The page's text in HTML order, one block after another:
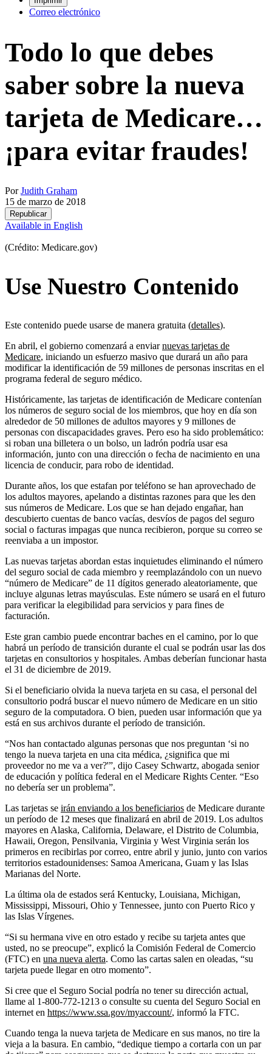
Correo electrónico
Todo lo que debes
saber sobre la nueva
tarjeta de Medicare…
¡para evitar fraudes!
PorJudith Graham
15 de marzo de 2018
Republicar
Available in English
(Crédito: Medicare.gov)
Use Nuestro Contenido
Este contenido puede usarse de manera gratuita (detalles).
En abril, el gobierno comenzará a enviarnuevas tarjetas de
Medicare, iniciando un esfuerzo masivo que durará un año para
modificar la identificación de 59 millones de personas inscritas en el
programa federal de seguro médico.
Históricamente, las tarjetas de identificación de Medicare contenían
los números de seguro social de los miembros, que hoy en día son
alrededor de 50 millones de adultos mayores y 9 millones de
personas con discapacidades graves. Pero eso ha sido problemático:
si roban una billetera o un bolso, un ladrón podría usar esa
información, junto con una dirección o fecha de nacimiento en una
licencia de conducir, para robo de identidad.
Durante años, los que estafan por teléfono se han aprovechado de
los adultos mayores, apelando a distintas razones para que les den
sus números de Medicare. Los que se han dejado engañar, han
descubierto cuentas de banco vacías, desvíos de pagos del seguro
social o facturas impagas que nunca recibieron, porque su correo se
reenviaba a un impostor.
Las nuevas tarjetas abordan estas inquietudes eliminando el número
del seguro social de cada miembro y reemplazándolo con un nuevo
“número de Medicare” de 11 dígitos generado aleatoriamente, que
incluye algunas letras mayúsculas. Este número se usará en el futuro
para verificar la elegibilidad para servicios y para fines de
facturación.
Este gran cambio puede encontrar baches en el camino, por lo que
habrá un período de transición durante el cual se podrán usar las dos
tarjetas en consultorios y hospitales. Ambas deberían funcionar hasta
el 31 de diciembre de 2019.
Si el beneficiario olvida la nueva tarjeta en su casa, el personal del
consultorio podrá buscar el nuevo número de Medicare en un sitio
seguro de la computadora. O bien, pueden usar información que ya
está en sus archivos durante el período de transición.
“Nos han contactado algunas personas que nos preguntan ‘si no
tengo la nueva tarjeta en una cita médica, ¿significa que mi
proveedor no me va a ver?'”, dijo Casey Schwartz, abogada senior
de educación y política federal en el Medicare Rights Center. “Eso
no debería ser un problema”.
Las tarjetas se irán enviando a los beneficiarios de Medicare durante
un período de 12 meses que finalizará en abril de 2019. Los adultos
mayores en Alaska, California, Delaware, el Distrito de Columbia,
Hawaii, Oregon, Pensilvania, Virginia y West Virginia serán los
primeros en recibirlas por correo, entre abril y junio, junto con varios
territorios estadounidenses: Samoa Americana, Guam y las Islas
Marianas del Norte.
La última ola de estados será Kentucky, Louisiana, Michigan,
Mississippi, Missouri, Ohio y Tennessee, junto con Puerto Rico y
las Islas Vírgenes.
“Si su hermana vive en otro estado y recibe su tarjeta antes que
usted, no se preocupe”, explicó la Comisión Federal de Comercio
(FTC) en una nueva alerta. Como las cartas salen en oleadas, “su
tarjeta puede llegar en otro momento”.
Si cree que el Seguro Social podría no tener su dirección actual,
llame al 1-800-772-1213 o consulte su cuenta del Seguro Social en
internet en https://www.ssa.gov/myaccount/, informó la FTC.
Cuando tenga la nueva tarjeta de Medicare en sus manos, no tire la
vieja a la basura. En cambio, “dedique tiempo a cortarla con un par